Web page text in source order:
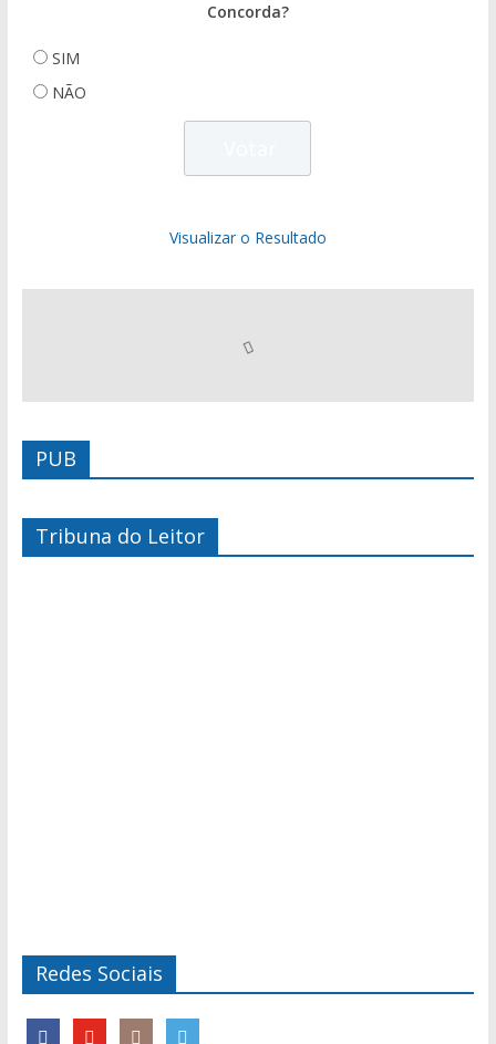
Concorda?
SIM
NÃO
Visualizar o Resultado
PUB
Tribuna do Leitor
Redes Sociais